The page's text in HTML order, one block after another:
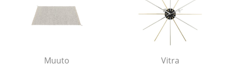
Cuisine & Salle à manger
Chambre enfant
Muuto Vitra